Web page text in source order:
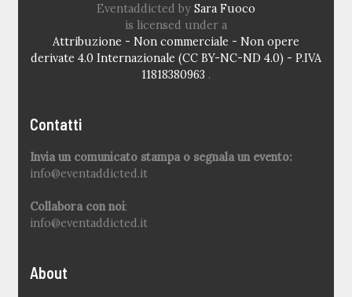
Eventaddicted by Sara Fuoco
is licensed under a
Attribuzione - Non commerciale - Non opere
derivate 4.0 Internazionale (CC BY-NC-ND 4.0) - P.IVA
11818380963 .
Contatti
Invia un comunicato stampa o segnala un evento:
info@eventaddicted.it
Collabora con noi:
info@eventaddicted.it
About